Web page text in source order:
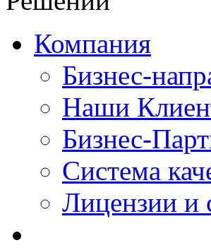
Компания
Бизнес-
Наши
Бизнес-
Система
Лицензии и